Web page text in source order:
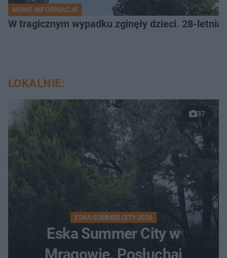
NOWE INFORMACJE
W tragicznym wypadku zginęły dzieci. 28-
LOKALNIE:
37
ESKA SUMMER CITY 2026
Eska Summer City w
Mrągowie. Posłuchaj